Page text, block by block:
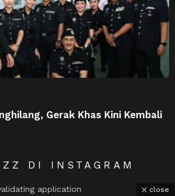
Gerak Khas Kini Kembali
DI INSTAGRAM
application close